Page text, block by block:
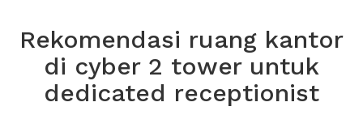
Rekomendasi ruang kantor
di cyber 2 tower untuk
dedicated receptionist